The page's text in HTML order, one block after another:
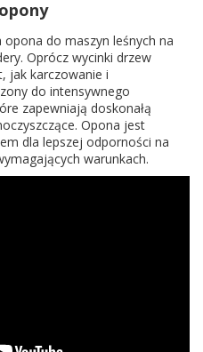
do maszyn leśnych na
Oprócz wycinki drzew
jak karczowanie i
do intensywnego
zapewniają doskonałą
Opona jest
dla lepszej odporności na
warunkach.